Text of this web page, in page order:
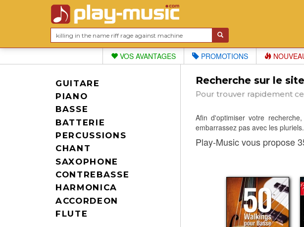
VOS AVANTAGES PROMOTIONS
GUITARE
PIANO
BASSE
BATTERIE
PERCUSSIONS
CHANT
SAXOPHONE
CONTREBASSE
HARMONICA
ACCORDEON
FLUTE
Recherche sur le site
Pour trouver rapidement
Afin d'optimiser votre
embarrassez pas avec les
Play-Music vous propose